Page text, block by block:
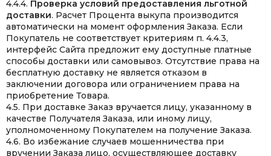
4.4.4. Проверка условий предоставления льготной
доставки. Расчет Процента выкупа производится
автоматически на момент оформления Заказа. Если
Покупатель не соответствует критериям п. 4.4.3,
интерфейс Сайта предложит ему доступные платные
способы доставки или самовывоз. Отсутствие права на
бесплатную доставку не является отказом в
заключении договора или ограничением права на
приобретение Товара.
4.5. При доставке Заказ вручается лицу, указанному в
качестве Получателя Заказа, или иному лицу,
уполномоченному Покупателем на получение Заказа.
4.6. Во избежание случаев мошенничества при
вручении Заказа лицо, осуществляющее доставку